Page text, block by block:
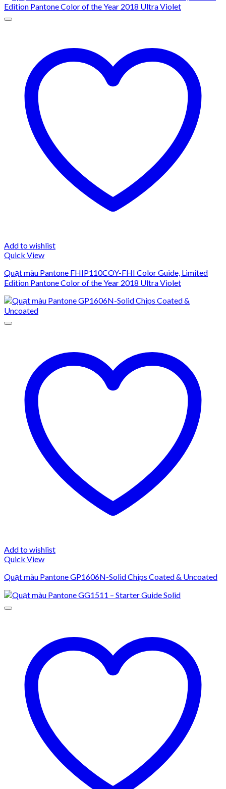
Add to wishlist
Quick View
Quạt màu Pantone FHIP110COY-FHI Color Guide, Limited
Edition Pantone Color of the Year 2018 Ultra Violet
Add to wishlist
Quick View
Quạt màu Pantone GP1606N-Solid Chips Coated & Uncoated